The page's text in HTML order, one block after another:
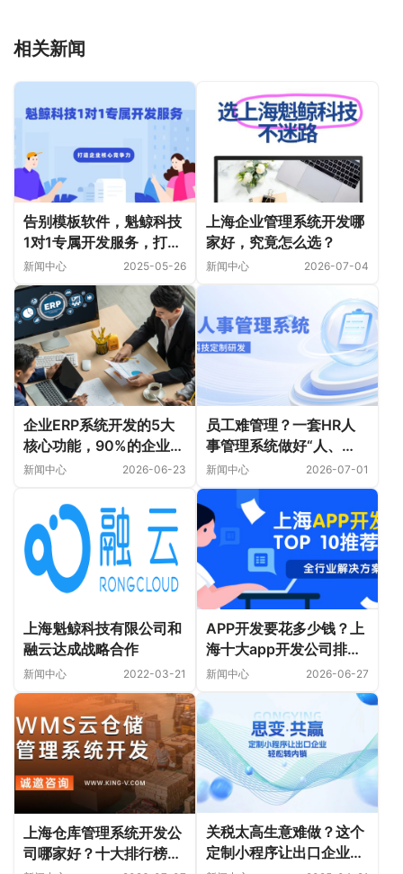
相关新闻
告别模板软件，魁鲸科技
1对1专属开发服务，打造
企业核心竞争力
新闻中心 2025-05-26
上海企业管理系统开发哪
家好，究竟怎么选？
新闻中心 2026-07-04
企业ERP系统开发的5大
核心功能，90%的企业都
没搞懂！
新闻中心 2026-06-23
员工难管理？一套HR人
事管理系统做好“人、
事、目标”这三点，团队
效率直线上升！
新闻中心 2026-07-01
上海魁鲸科技有限公司和
融云达成战略合作
新闻中心 2022-03-21
APP开发要花多少钱？上
海十大app开发公司排名
榜推荐！
新闻中心 2026-06-27
上海仓库管理系统开发公
司哪家好？十大排行榜推
关税太高生意难做？这个
定制小程序让出口企业轻